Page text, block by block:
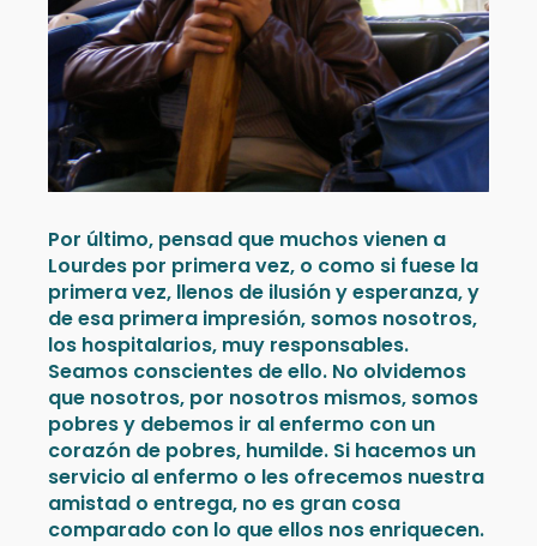
Por último, pensad que muchos vienen a
Lourdes por primera vez, o como si fuese la
primera vez, llenos de ilusión y esperanza, y
de esa primera impresión, somos nosotros,
los hospitalarios, muy responsables.
Seamos conscientes de ello. No olvidemos
que nosotros, por nosotros mismos, somos
pobres y debemos ir al enfermo con un
corazón de pobres, humilde. Si hacemos un
servicio al enfermo o les ofrecemos nuestra
amistad o entrega, no es gran cosa
comparado con lo que ellos nos enriquecen.